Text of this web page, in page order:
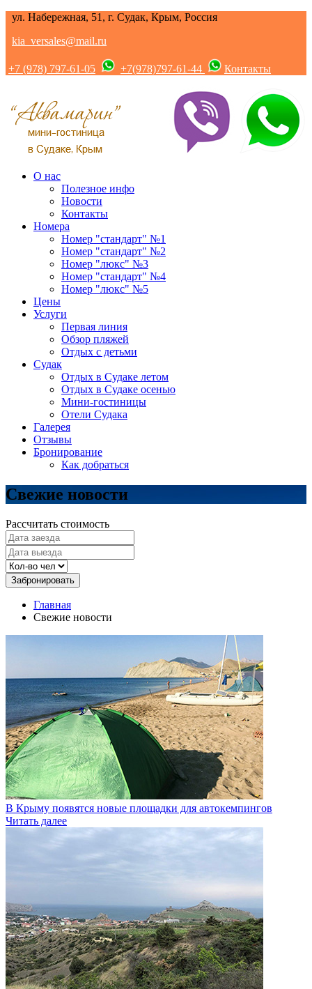
ул. Набережная, 51, г. Судак, Крым, Россия
kia_versales@mail.ru
+7 (978) 797-61-05 +7(978)797-61-44 Контакты
О нас
Полезное инфо
Новости
Контакты
Номера
Номер "стандарт" №1
Номер "стандарт" №2
Номер "люкс" №3
Номер "стандарт" №4
Номер "люкс" №5
Цены
Услуги
Первая линия
Обзор пляжей
Отдых с детьми
Судак
Отдых в Судаке летом
Отдых в Судаке осенью
Мини-гостиницы
Отели Судака
Галерея
Отзывы
Бронирование
Как добраться
Свежие новости
Рассчитать стоимость
Забронировать
Главная
Свежие новости
В Крыму появятся новые площадки для автокемпингов
Читать далее